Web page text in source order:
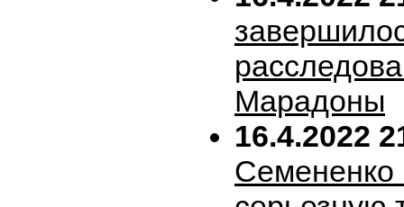
Марадоны
16.4.2022
Семененко